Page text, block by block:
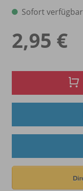
Sofort verfügbar
2,95 €